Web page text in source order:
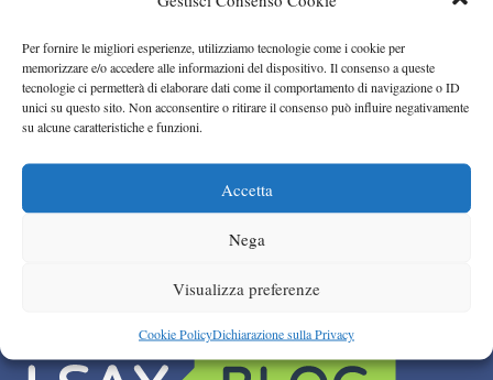
Per fornire le migliori esperienze, utilizziamo tecnologie come i cookie per
memorizzare e/o accedere alle informazioni del dispositivo. Il consenso a queste
tecnologie ci permetterà di elaborare dati come il comportamento di navigazione o ID
unici su questo sito. Non acconsentire o ritirare il consenso può influire negativamente
su alcune caratteristiche e funzioni.
Accetta
Nega
Visualizza preferenze
Cookie PolicyDichiarazione sulla Privacy
termine
Ufficiale l’arrivo degli stop lampeggianti
obbligatori in Italia
Le caratteristiche del motore Turbo 100 di